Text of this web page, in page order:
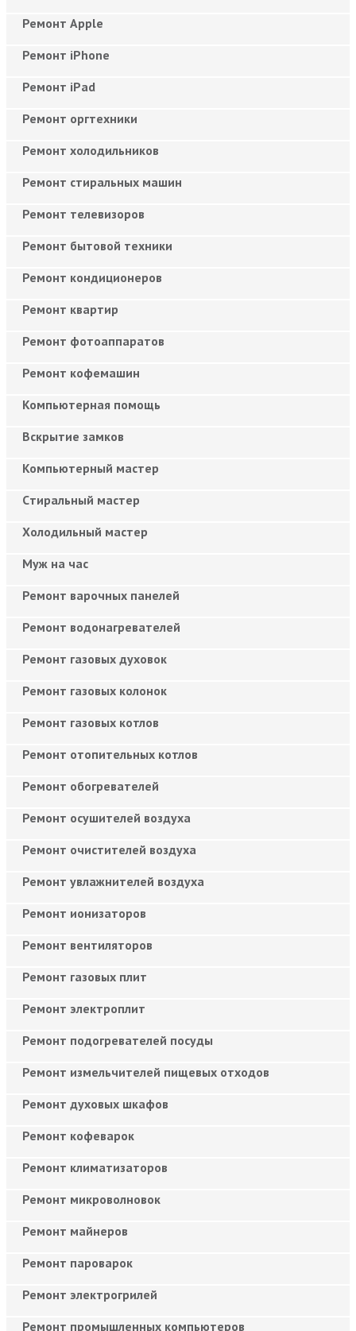
Ремонт Apple
Ремонт iPhone
Ремонт iPad
Ремонт оргтехники
Ремонт холодильников
Ремонт стиральных машин
Ремонт телевизоров
Ремонт бытовой техники
Ремонт кондиционеров
Ремонт квартир
Ремонт фотоаппаратов
Ремонт кофемашин
Компьютерная помощь
Вскрытие замков
Компьютерный мастер
Cтиральный мастер
Холодильный мастер
Муж на час
Ремонт варочных панелей
Ремонт водонагревателей
Ремонт газовых духовок
Ремонт газовых колонок
Ремонт газовых котлов
Ремонт отопительных котлов
Ремонт обогревателей
Ремонт осушителей воздуха
Ремонт очистителей воздуха
Ремонт увлажнителей воздуха
Ремонт ионизаторов
Ремонт вентиляторов
Ремонт газовых плит
Ремонт электроплит
Ремонт подогревателей посуды
Ремонт измельчителей пищевых отходов
Ремонт духовых шкафов
Ремонт кофеварок
Ремонт климатизаторов
Ремонт микроволновок
Ремонт майнеров
Ремонт пароварок
Ремонт электрогрилей
Ремонт промышленных компьютеров